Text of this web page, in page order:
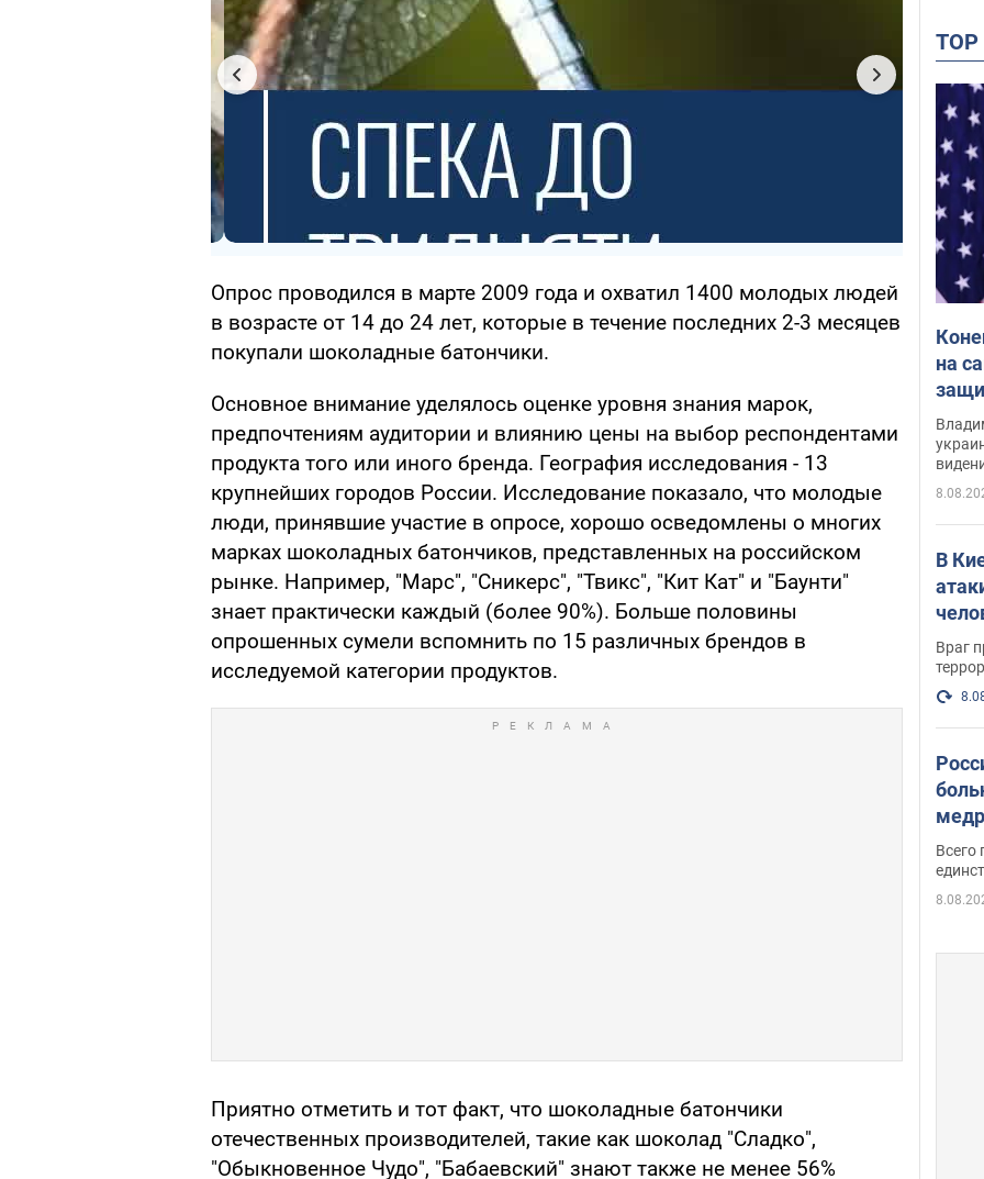
Опрос проводился в марте 2009 года и охватил 1400 молодых людей
в возрасте от 14 до 24 лет, которые в течение последних 2-3 месяцев
покупали шоколадные батончики.
Основное внимание уделялось оценке уровня знания марок,
предпочтениям аудитории и влиянию цены на выбор респондентами
продукта того или иного бренда. География исследования - 13
крупнейших городов России. Исследование показало, что молодые
люди, принявшие участие в опросе, хорошо осведомлены о многих
марках шоколадных батончиков, представленных на российском
рынке. Например, "Марс", "Сникерс", "Твикс", "Кит Кат" и "Баунти"
знает практически каждый (более 90%). Больше половины
опрошенных сумели вспомнить по 15 различных брендов в
исследуемой категории продуктов.
Приятно отметить и тот факт, что шоколадные батончики
отечественных производителей, такие как шоколад "Сладко",
"Обыкновенное Чудо", "Бабаевский" знают также не менее 56%
на
В
Враг
Всего